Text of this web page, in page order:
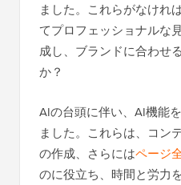
ました。これらがなけれ
てプロフェッショナルな
成し、ブランドに合わせ
か？
AIの台頭に伴い、AI機能
ました。これらは、コン
の作成、さらにはページ
のに役立ち、時間と労力